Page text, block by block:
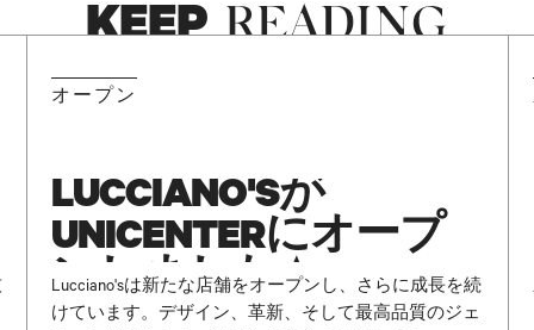
KEEP READING
オープン
LUCCIANO'Sが
UNICENTERにオープ
ンしました ✨
Lucciano'sは新たな店舗をオープンし、さらに成長を続
けています。デザイン、革新、そして最高品質のジェ